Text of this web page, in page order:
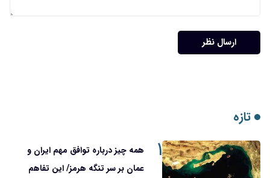
۱
همه چیز درباره توافق مهم ایران و
عمان بر سر تنگه هرمز/ این تفاهم